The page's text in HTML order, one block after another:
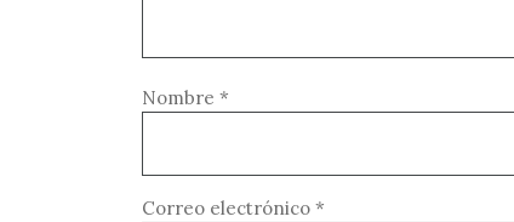
Nombre *
Correo electrónico *